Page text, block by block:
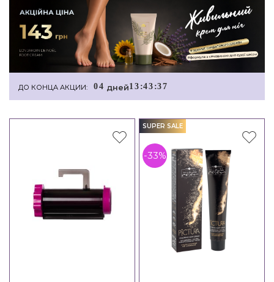
ДО КОНЦА АКЦИИ: 04 дней13 :43 :36
SUPER SALE
-33%